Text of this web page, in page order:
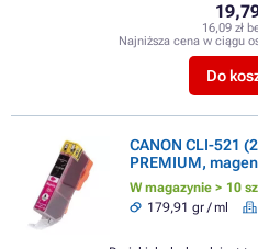
16,09 zł
Najniższa cena w ciągu
Do
CANON CLI-521
PREMIUM,
W magazynie > 10
179,91 gr / ml